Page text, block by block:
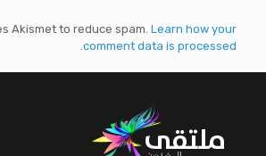
Akismet to reduce spam. Learn how your
comment data is processed.